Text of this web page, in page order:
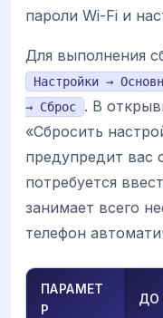
пароли Wi-Fi и
Для выполнения
Настройки →
→ Сброс
. В
«Сбросить
предупредит вас
потребуется
занимает всего
телефон
ПАРАМЕТ
Р
ДО